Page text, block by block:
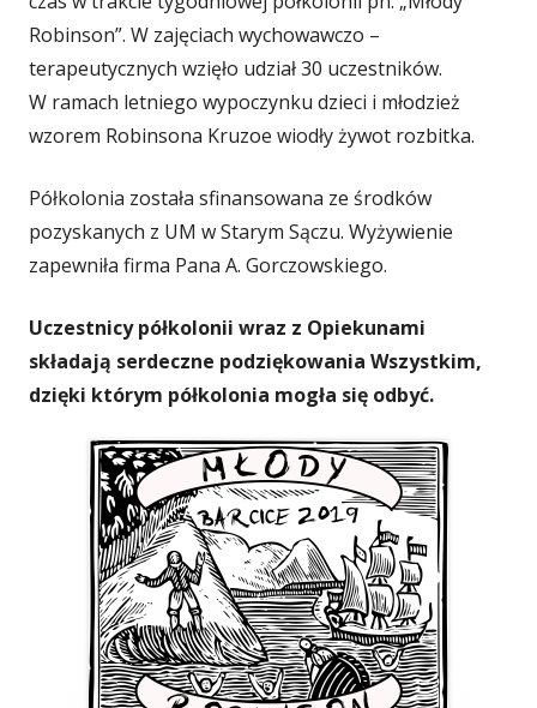
Robinson”. W zajęciach wychowawczo –
terapeutycznych wzięło udział 30 uczestników.
W ramach letniego wypoczynku dzieci i młodzież
wzorem Robinsona Kruzoe wiodły żywot rozbitka.
Półkolonia została sfinansowana ze środków
pozyskanych z UM w Starym Sączu. Wyżywienie
zapewniła firma Pana A. Gorczowskiego.
Uczestnicy półkolonii wraz z Opiekunami
składają serdeczne podziękowania Wszystkim,
dzięki którym półkolonia mogła się odbyć.